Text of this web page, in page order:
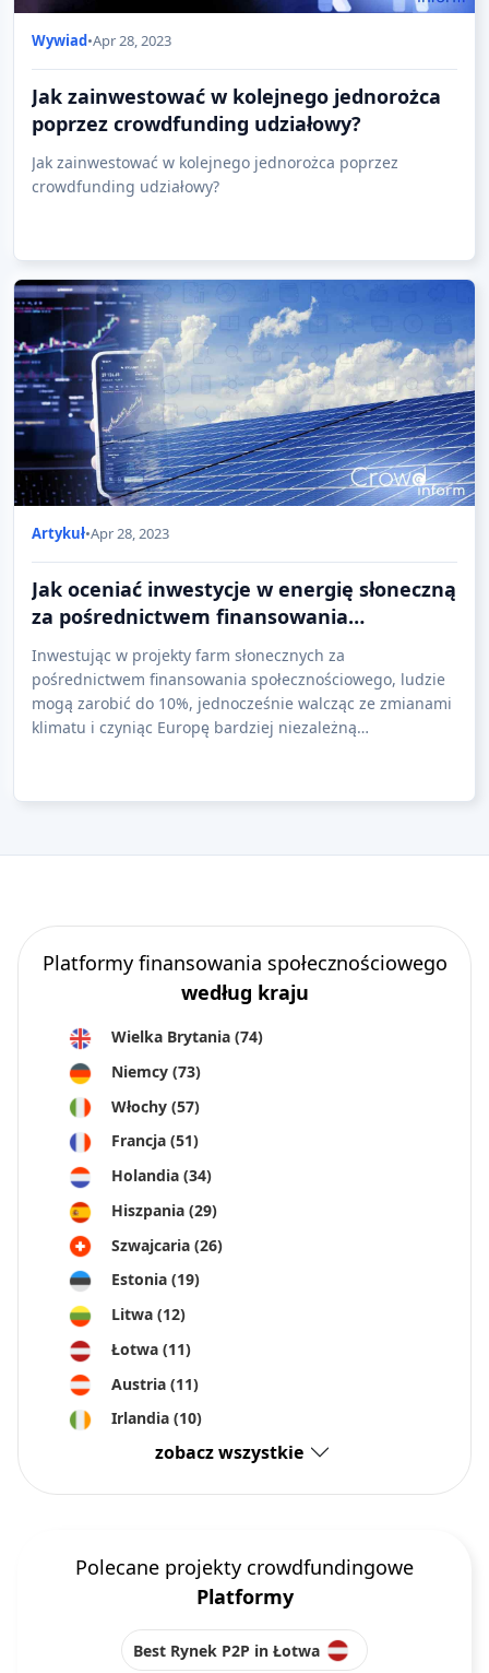
Wywiad•Apr 28, 2023
Jak zainwestować w kolejnego jednorożca
poprzez crowdfunding udziałowy?
Jak zainwestować w kolejnego jednorożca poprzez
crowdfunding udziałowy?
Artykuł•Apr 28, 2023
Jak oceniać inwestycje w energię słoneczną
za pośrednictwem finansowania
społecznościowego?
Inwestując w projekty farm słonecznych za
pośrednictwem finansowania społecznościowego, ludzie
mogą zarobić do 10%, jednocześnie walcząc ze zmianami
klimatu i czyniąc Europę bardziej niezależną
Platformy finansowania społecznościowego
według kraju
Wielka Brytania (74)
Niemcy (73)
Włochy (57)
Francja (51)
Holandia (34)
Hiszpania (29)
Szwajcaria (26)
Estonia (19)
Litwa (12)
Łotwa (11)
Austria (11)
Irlandia (10)
zobacz wszystkie
Polecane projekty crowdfundingowe
Platformy
Best Rynek P2P in Łotwa